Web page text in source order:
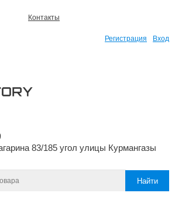
Контакты
Регистрация Вход
83/185 угол улицы Курмангазы